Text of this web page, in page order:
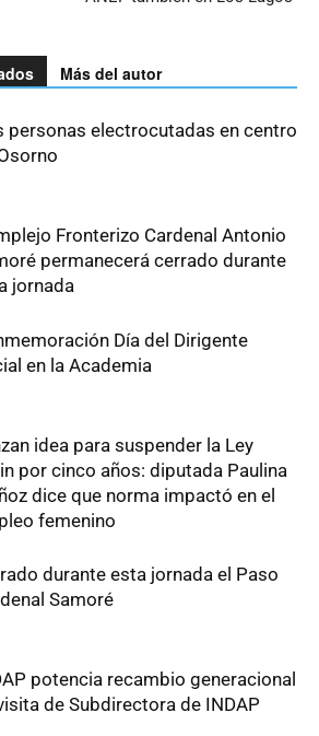
Más del autor
personas electrocutadas en centro
Fronterizo Cardenal Antonio
permanecerá cerrado durante
jornada
Día del Dirigente
en la Academia
idea para suspender la Ley
por cinco años: diputada Paulina
dice que norma impactó en el
femenino
durante esta jornada el Paso
Samoré
potencia recambio generacional
de Subdirectora de INDAP